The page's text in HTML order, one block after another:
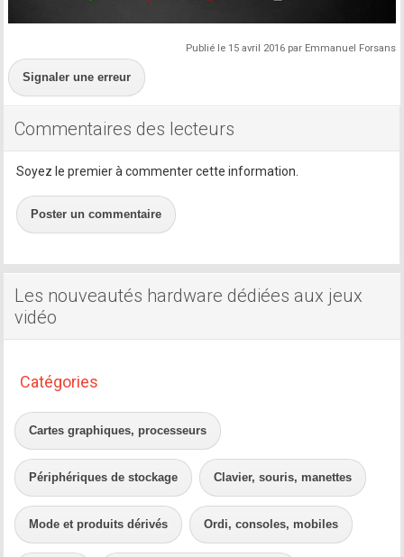
Publié le 15 avril 2016 par Emmanuel Forsans
Signaler une erreur
Commentaires des lecteurs
Soyez le premier à commenter cette information.
Poster un commentaire
Les nouveautés hardware dédiées aux jeux
vidéo
Catégories
Cartes graphiques, processeurs
Périphériques de stockage Clavier, souris, manettes
Mode et produits dérivés Ordi, consoles, mobiles